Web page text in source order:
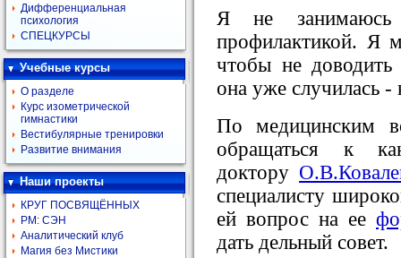
Дифференциальная
психология
СПЕЦКУРСЫ
Учебные курсы
О разделе
Курс изометрической
гимнастики
Вестибулярные тренировки
Развитие внимания
Наши проекты
КРУГ ПОСВЯЩЁННЫХ
РМ: СЭН
Аналитический клуб
Магия без Мистики
Я не занимаюсь
профилактикой. Я
чтобы не
она уже случилась
По медицинским
обращаться к
доктору
специалисту
ей вопрос на ее
дать дельный совет.